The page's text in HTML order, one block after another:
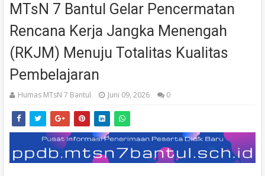
MTsN 7 Bantul Gelar Pencermatan
Rencana Kerja Jangka Menengah
(RKJM) Menuju Totalitas Kualitas
Pembelajaran
Humas MTsN 7 Bantul Juni 09, 2026 0